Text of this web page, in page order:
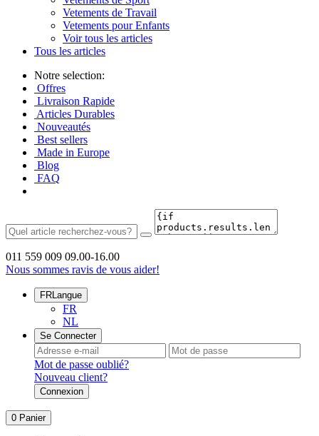
Vetements de Travail
Vetements pour Enfants
Voir tous les articles
Tous les articles
Notre selection:
Offres
Livraison Rapide
Articles Durables
Nouveautés
Best sellers
Made in Europe
Blog
FAQ
011 559 009 09.00-16.00
Nous sommes ravis de vous aider!
FRLangue
FR
NL
Se Connecter
Mot de passe oublié?
Nouveau client?
Connexion
0 Panier